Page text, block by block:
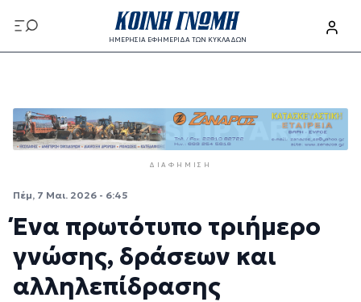
Παράκαμψη προς το κυρίως περιεχόμενο
ΗΜΕΡΗΣΙΑ ΕΦΗΜΕΡΙΔΑ ΤΩΝ ΚΥΚΛΑΔΩΝ
ΔΙΑΦΉΜΙΣΗ
Πέμ, 7 Μαι. 2026 - 6:45
Ένα πρωτότυπο τριήμερο
γνώσης, δράσεων και
αλληλεπίδρασης